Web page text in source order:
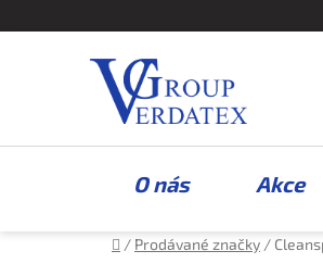
na
O nás Akce
Domů
/ Prodávané značky /